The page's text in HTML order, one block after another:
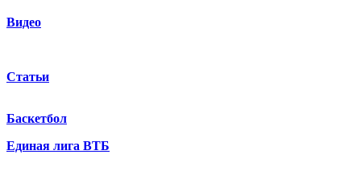
Видео
Статьи
Баскетбол
Единая лига ВТБ